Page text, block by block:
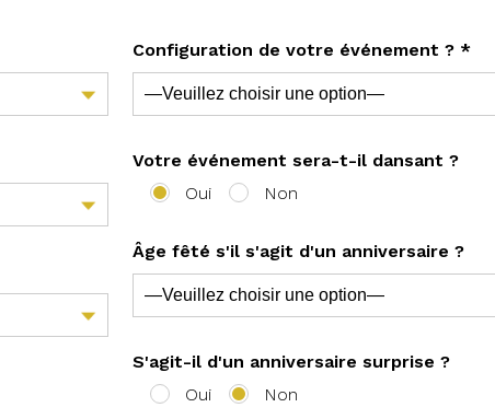
Configuration de votre événement ? *
Votre événement sera-t-il dansant ?
Oui
Non
Âge fêté s'il s'agit d'un anniversaire ?
S'agit-il d'un anniversaire surprise ?
Oui
Non